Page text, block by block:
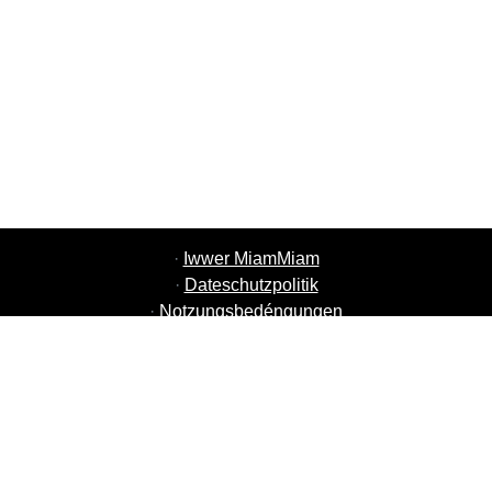
· Iwwer MiamMiam
· Dateschutzpolitik
· Notzungsbedéngungen